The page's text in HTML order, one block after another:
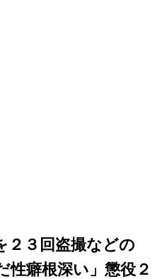
３回盗撮などの
癖根深い」懲役２